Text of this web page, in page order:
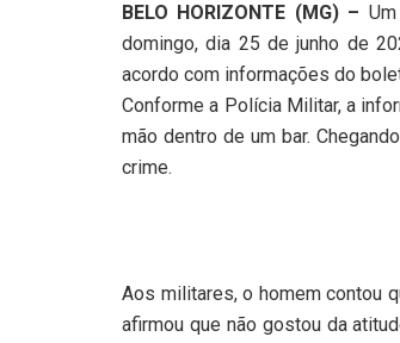
BELO HORIZONTE (MG) –
domingo, dia 25 de junho de
acordo com informações do
Conforme a Polícia Militar, a
mão dentro de um bar.
crime.
Aos militares, o homem contou
afirmou que não gostou da